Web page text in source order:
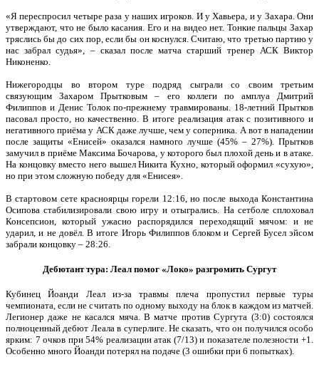
«Я переспросил четыре раза у наших игроков. И у Хавьера, и у Захара. Они
утверждают, что не было касания. Его и на видео нет. Тонкие пальцы Захар
тряслись бы до сих пор, если бы он коснулся. Считаю, что третью партию у
нас забрал судья», – сказал после матча старший тренер АСК Виктор
Никоненко.
Нижегородцы во втором туре подряд сыграли со своим третьим
связующим Захаром Прытковым – его коллеги по амплуа Дмитрий
Филиппов и Денис Толок по-прежнему травмированы. 18-летний Прытков
пасовал просто, но качественно. В итоге реализация атак с позитивного и
негативного приёма у АСК даже лучше, чем у соперника. А вот в нападении
после защиты «Енисей» оказался намного лучше (45% – 27%). Прытков
замучил в приёме Максима Бочарова, у которого был плохой день и в атаке.
На концовку вместо него вышел Никита Кухно, который оформил «сухую»,
но при этом сложную победу для «Енисея».
В стартовом сете красноярцы горели 12:16, но после выхода Константина
Осипова стабилизировали свою игру и отыгрались. На сетболе сплоховал
Консепсион, который ужасно распорядился переходящий мячом: и не
ударил, и не довёл. В итоге Игорь Филиппов блоком и Сергей Бусел эйсом
забрали концовку – 28:26.
Дебютант тура: Леал помог «Локо» разгромить Сургут
Кубинец Йоанди Леал из-за травмы плеча пропустил первые туры
чемпионата, если не считать по одному выходу на блок в каждом из матчей.
Легионер даже не касался мяча. В матче против Сургута (3:0) состоялся
полноценный дебют Леала в суперлиге. Не сказать, что он получился особо
ярким: 7 очков при 54% реализации атак (7/13) и показателе полезности +1.
Особенно много Йоанди потерял на подаче (3 ошибки при 6 попытках).